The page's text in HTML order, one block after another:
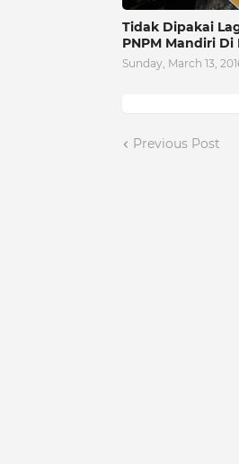
Tidak Dipakai
PNPM Mandiri
Sunday, March 13,
Previous Post